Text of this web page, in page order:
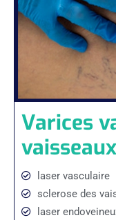
Varices
laser vasculaire
sclerose des
laser